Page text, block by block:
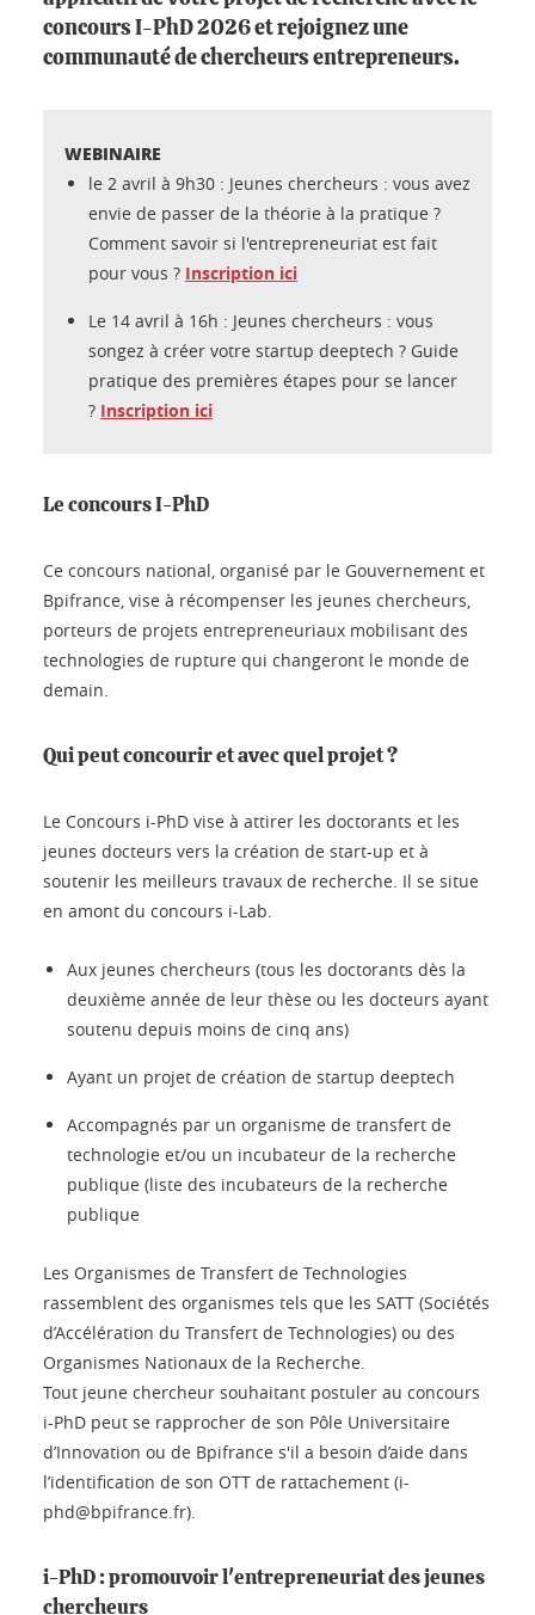
concours I-PhD 2026 et rejoignez une
communauté de chercheurs entrepreneurs.
WEBINAIRE
le 2 avril à 9h30 : Jeunes chercheurs : vous avez
envie de passer de la théorie à la pratique ?
Comment savoir si l'entrepreneuriat est fait
pour vous ? Inscription ici
Le 14 avril à 16h : Jeunes chercheurs : vous
songez à créer votre startup deeptech ? Guide
pratique des premières étapes pour se lancer
? Inscription ici
Le concours I-PhD
Ce concours national, organisé par le Gouvernement et
Bpifrance, vise à récompenser les jeunes chercheurs,
porteurs de projets entrepreneuriaux mobilisant des
technologies de rupture qui changeront le monde de
demain.
Qui peut concourir et avec quel projet ?
Le Concours i-PhD vise à attirer les doctorants et les
jeunes docteurs vers la création de start-up et à
soutenir les meilleurs travaux de recherche. Il se situe
en amont du concours i-Lab.
Aux jeunes chercheurs (tous les doctorants dès la
deuxième année de leur thèse ou les docteurs ayant
soutenu depuis moins de cinq ans)
Ayant un projet de création de startup deeptech
Accompagnés par un organisme de transfert de
technologie et/ou un incubateur de la recherche
publique (liste des incubateurs de la recherche
publique
Les Organismes de Transfert de Technologies
rassemblent des organismes tels que les SATT (Sociétés
d’Accélération du Transfert de Technologies) ou des
Organismes Nationaux de la Recherche.
Tout jeune chercheur souhaitant postuler au concours
i-PhD peut se rapprocher de son Pôle Universitaire
d’Innovation ou de Bpifrance s'il a besoin d’aide dans
l’identification de son OTT de rattachement (i-
phd@bpifrance.fr).
i-PhD : promouvoir l'entrepreneuriat des jeunes
chercheurs